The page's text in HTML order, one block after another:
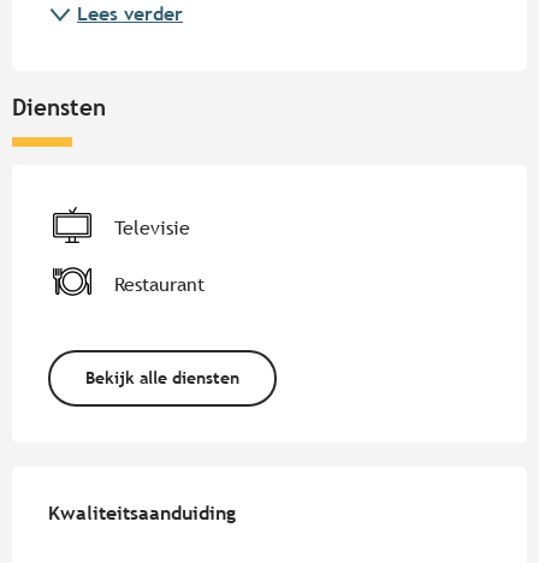
Lees verder
Diensten
Televisie
Restaurant
Bekijk alle diensten
Kwaliteitsaanduiding
Kwaliteitsaanduiding